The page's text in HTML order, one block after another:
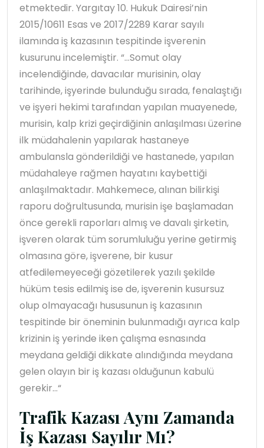
etmektedir. Yargıtay 10. Hukuk Dairesi’nin
2015/10611 Esas ve 2017/2289 Karar sayılı
ilamında iş kazasının tespitinde işverenin
kusurunu incelemiştir. “…Somut olay
incelendiğinde, davacılar murisinin, olay
tarihinde, işyerinde bulunduğu sırada, fenalaştığı
ve işyeri hekimi tarafından yapılan muayenede,
murisin, kalp krizi geçirdiğinin anlaşılması üzerine
ilk müdahalenin yapılarak hastaneye
ambulansla gönderildiği ve hastanede, yapılan
müdahaleye rağmen hayatını kaybettiği
anlaşılmaktadır. Mahkemece, alınan bilirkişi
raporu doğrultusunda, murisin işe başlamadan
önce gerekli raporları almış ve davalı şirketin,
işveren olarak tüm sorumluluğu yerine getirmiş
olmasına göre, işverene, bir kusur
atfedilemeyeceği gözetilerek yazılı şekilde
hüküm tesis edilmiş ise de, işverenin kusursuz
olup olmayacağı hususunun iş kazasının
tespitinde bir öneminin bulunmadığı ayrıca kalp
krizinin iş yerinde iken çalışma esnasında
meydana geldiği dikkate alındığında meydana
gelen olayın bir iş kazası olduğunun kabulü
gerekir…“
Trafik Kazası Aynı Zamanda
İş Kazası Sayılır Mı?